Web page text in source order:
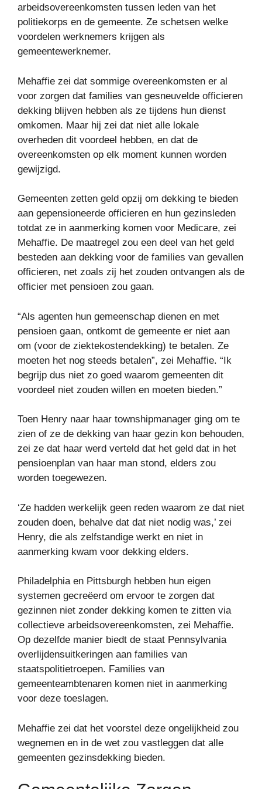
arbeidsovereenkomsten tussen leden van het
politiekorps en de gemeente. Ze schetsen welke
voordelen werknemers krijgen als
gemeentewerknemer.
Mehaffie zei dat sommige overeenkomsten er al
voor zorgen dat families van gesneuvelde officieren
dekking blijven hebben als ze tijdens hun dienst
omkomen. Maar hij zei dat niet alle lokale
overheden dit voordeel hebben, en dat de
overeenkomsten op elk moment kunnen worden
gewijzigd.
Gemeenten zetten geld opzij om dekking te bieden
aan gepensioneerde officieren en hun gezinsleden
totdat ze in aanmerking komen voor Medicare, zei
Mehaffie. De maatregel zou een deel van het geld
besteden aan dekking voor de families van gevallen
officieren, net zoals zij het zouden ontvangen als de
officier met pensioen zou gaan.
“Als agenten hun gemeenschap dienen en met
pensioen gaan, ontkomt de gemeente er niet aan
om (voor de ziektekostendekking) te betalen. Ze
moeten het nog steeds betalen”, zei Mehaffie. “Ik
begrijp dus niet zo goed waarom gemeenten dit
voordeel niet zouden willen en moeten bieden.”
Toen Henry naar haar townshipmanager ging om te
zien of ze de dekking van haar gezin kon behouden,
zei ze dat haar werd verteld dat het geld dat in het
pensioenplan van haar man stond, elders zou
worden toegewezen.
‘Ze hadden werkelijk geen reden waarom ze dat niet
zouden doen, behalve dat dat niet nodig was,’ zei
Henry, die als zelfstandige werkt en niet in
aanmerking kwam voor dekking elders.
Philadelphia en Pittsburgh hebben hun eigen
systemen gecreëerd om ervoor te zorgen dat
gezinnen niet zonder dekking komen te zitten via
collectieve arbeidsovereenkomsten, zei Mehaffie.
Op dezelfde manier biedt de staat Pennsylvania
overlijdensuitkeringen aan families van
staatspolitietroepen. Families van
gemeenteambtenaren komen niet in aanmerking
voor deze toeslagen.
Mehaffie zei dat het voorstel deze ongelijkheid zou
wegnemen en in de wet zou vastleggen dat alle
gemeenten gezinsdekking bieden.